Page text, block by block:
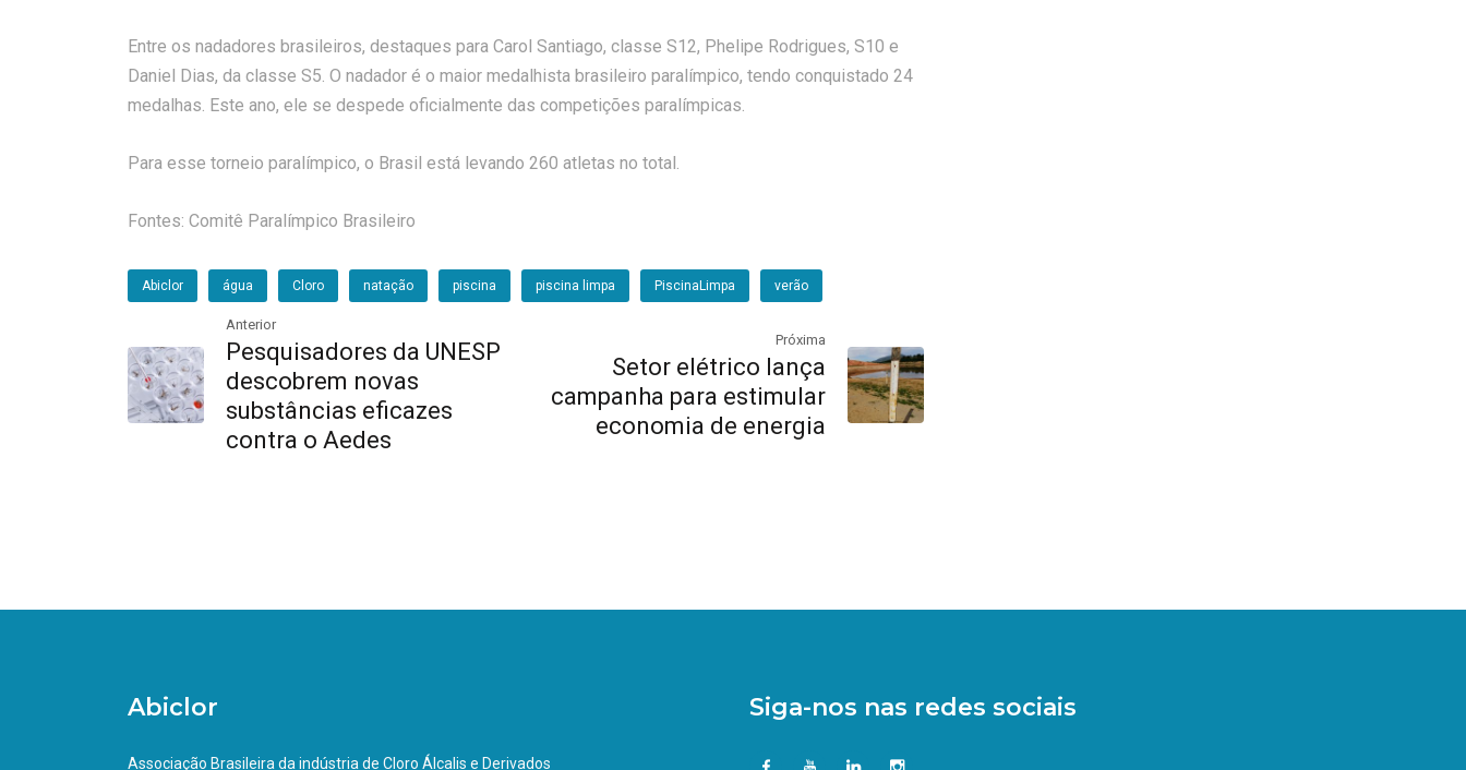
Entre os nadadores brasileiros, destaques para Carol Santiago, classe S12, Phelipe Rodrigues, S10 e
Daniel Dias, da classe S5. O nadador é o maior medalhista brasileiro paralímpico, tendo conquistado 24
medalhas. Este ano, ele se despede oficialmente das competições paralímpicas.
Para esse torneio paralímpico, o Brasil está levando 260 atletas no total.
Fontes: Comitê Paralímpico Brasileiro
Abiclor água Cloro natação piscina piscina limpa PiscinaLimpa verão
Anterior
Pesquisadores da UNESP
descobrem novas
substâncias eficazes
contra o Aedes
Próxima
Setor elétrico lança
campanha para estimular
economia de energia
Abiclor
Associação Brasileira da indústria de Cloro Álcalis e Derivados
Siga-nos nas redes sociais